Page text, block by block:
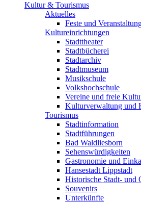
Kultur & Tourismus
Aktuelles
Feste und
Kultureinrichtungen
Stadttheater
Stadtbücherei
Stadtarchiv
Stadtmuseum
Musikschule
Volkshochschule
Vereine und freie
Kulturverwaltung und
Tourismus
Stadtinformation
Stadtführungen
Bad Waldliesborn
Sehenswürdigkeiten
Gastronomie und
Hansestadt Lippstadt
Historische Stadt- und
Souvenirs
Unterkünfte